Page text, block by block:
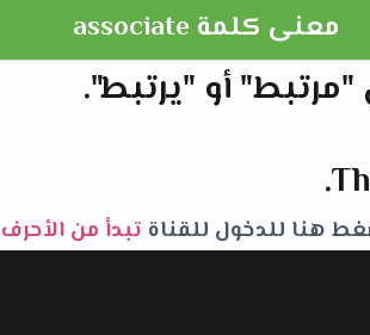
معنى كلمة associate
هنا للدخول للقناةتبدأ من الأحرف